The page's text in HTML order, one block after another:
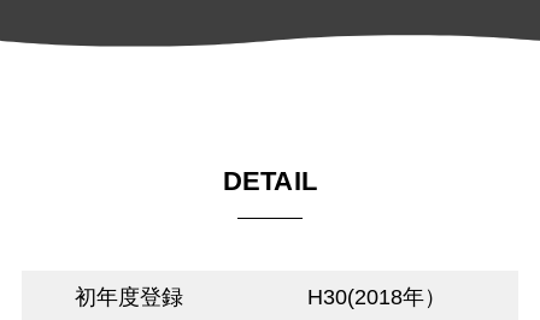
DETAIL
初年度登録 H30(2018年）